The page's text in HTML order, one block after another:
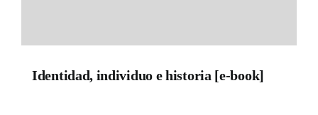
Identidad, individuo e historia [e-book]